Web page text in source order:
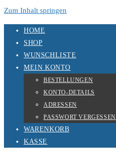
Zum Inhalt springen
HOME
SHOP
WUNSCHLISTE
MEIN KONTO
BESTELLUNGEN
KONTO-DETAILS
ADRESSEN
PASSWORT VERGESSEN
WARENKORB
KASSE